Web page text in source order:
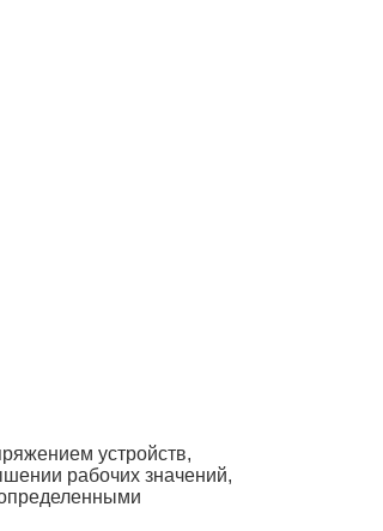
устройств,
рабочих значений,